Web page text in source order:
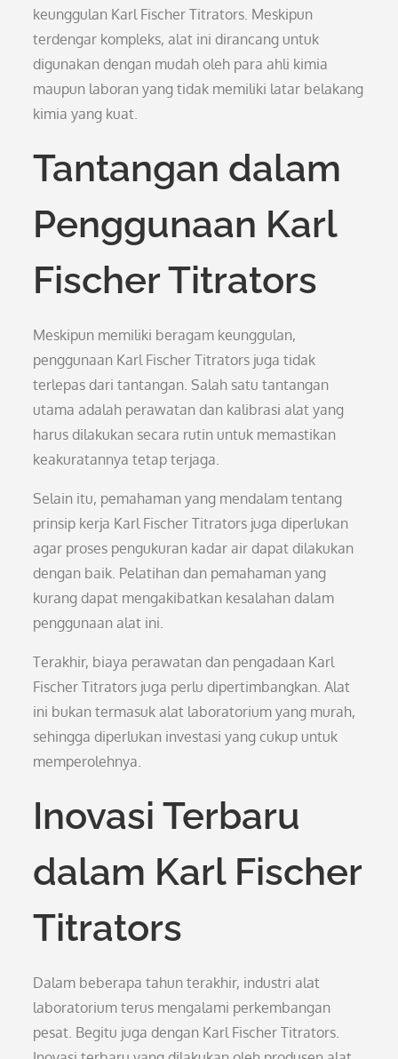
keunggulan Karl Fischer Titrators. Meskipun
terdengar kompleks, alat ini dirancang untuk
digunakan dengan mudah oleh para ahli kimia
maupun laboran yang tidak memiliki latar belakang
kimia yang kuat.
Tantangan dalam
Penggunaan Karl
Fischer Titrators
Meskipun memiliki beragam keunggulan,
penggunaan Karl Fischer Titrators juga tidak
terlepas dari tantangan. Salah satu tantangan
utama adalah perawatan dan kalibrasi alat yang
harus dilakukan secara rutin untuk memastikan
keakuratannya tetap terjaga.
Selain itu, pemahaman yang mendalam tentang
prinsip kerja Karl Fischer Titrators juga diperlukan
agar proses pengukuran kadar air dapat dilakukan
dengan baik. Pelatihan dan pemahaman yang
kurang dapat mengakibatkan kesalahan dalam
penggunaan alat ini.
Terakhir, biaya perawatan dan pengadaan Karl
Fischer Titrators juga perlu dipertimbangkan. Alat
ini bukan termasuk alat laboratorium yang murah,
sehingga diperlukan investasi yang cukup untuk
memperolehnya.
Inovasi Terbaru
dalam Karl Fischer
Titrators
Dalam beberapa tahun terakhir, industri alat
laboratorium terus mengalami perkembangan
pesat. Begitu juga dengan Karl Fischer Titrators.